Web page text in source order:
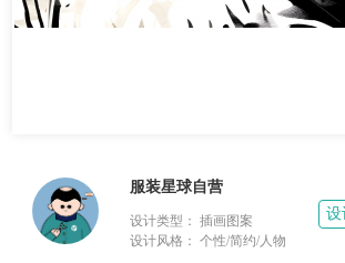
服装星球自营
设计类型： 插画图案
设计风格： 个性/简约/人物
设